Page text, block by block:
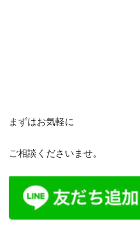
まずはお気軽に
ご相談くださいませ。